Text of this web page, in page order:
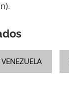
VENEZUELA